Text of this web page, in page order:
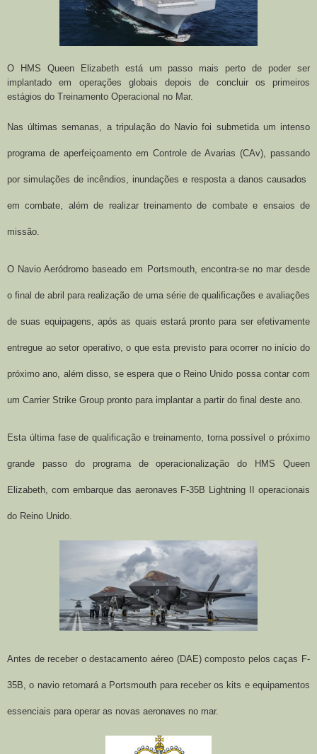
O HMS Queen Elizabeth está um passo mais perto de poder ser
implantado em operações globais depois de concluir os primeiros
estágios do Treinamento Operacional no Mar.
Nas últimas semanas, a tripulação do Navio foi submetida um intenso
programa de aperfeiçoamento em Controle de Avarias (CAv), passando
por simulações de incêndios, inundações e resposta a danos causados
em combate, além de realizar treinamento de combate e ensaios de
missão.
O Navio Aeródromo baseado em Portsmouth, encontra-se no mar desde
o final de abril para realização de uma série de qualificações e avaliações
de suas equipagens, após as quais estará pronto para ser efetivamente
entregue ao setor operativo, o que esta previsto para ocorrer no início do
próximo ano, além disso, se espera que o Reino Unido possa contar com
um Carrier Strike Group pronto para implantar a partir do final deste ano.
Esta última fase de qualificação e treinamento, torna possível o próximo
grande passo do programa de operacionalização do HMS Queen
Elizabeth, com embarque das aeronaves F-35B Lightning II operacionais
do Reino Unido.
Antes de receber o destacamento aéreo (DAE) composto pelos caças F-
35B, o navio retornará a Portsmouth para receber os kits e equipamentos
essenciais para operar as novas aeronaves no mar.